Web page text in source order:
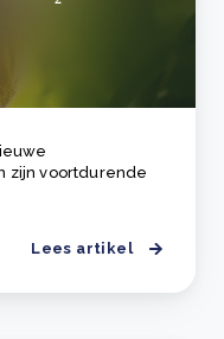
zijn voortdurende
Lees artikel